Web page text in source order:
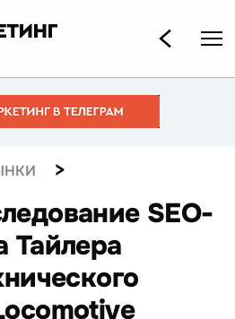
>
SEO-
Тайлера